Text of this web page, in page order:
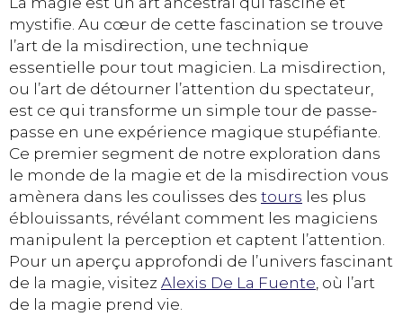
mystifie. Au cœur de cette fascination se trouve
l’art de la misdirection, une technique
essentielle pour tout magicien. La misdirection,
ou l’art de détourner l’attention du spectateur,
est ce qui transforme un simple tour de passe-
passe en une expérience magique stupéfiante.
Ce premier segment de notre exploration dans
le monde de la magie et de la misdirection vous
amènera dans les coulisses des tours les plus
éblouissants, révélant comment les magiciens
manipulent la perception et captent l’attention.
Pour un aperçu approfondi de l’univers fascinant
de la magie, visitez Alexis De La Fuente, où l’art
de la magie prend vie.